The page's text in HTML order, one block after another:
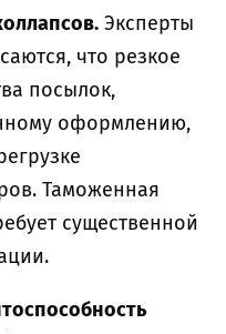
Эксперты
что резкое
посылок,
оформлению,
Таможенная
существенной